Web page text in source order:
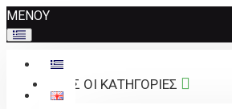
Σημείωση:
Αυτός
ο
ιστότοπος
περιλαμβάνει
ΜΕΝΟΥ
ΟΛΕΣ ΟΙ ΚΑΤΗΓΟΡΙΕΣ